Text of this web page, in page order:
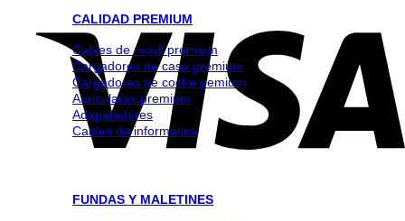
CALIDAD PREMIUM
Cables de movil premium
Cargadores de casa premium
Cargadores de coche pemium
Auriculares premium
Adapatadores
Cables de informatica
FUNDAS Y MALETINES